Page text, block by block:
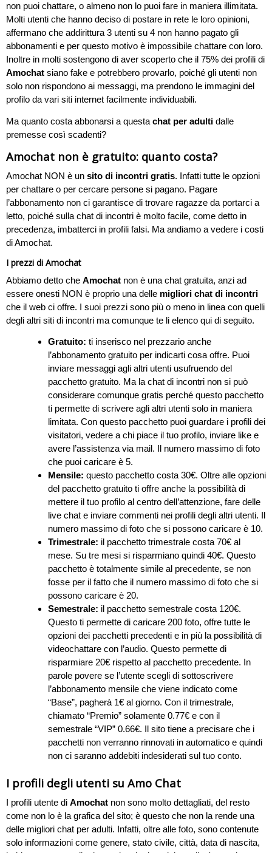
non puoi chattare, o almeno non lo puoi fare in maniera illimitata.
Molti utenti che hanno deciso di postare in rete le loro opinioni,
affermano che addirittura 3 utenti su 4 non hanno pagato gli
abbonamenti e per questo motivo è impossibile chattare con loro.
Inoltre in molti sostengono di aver scoperto che il 75% dei profili di
Amochat siano fake e potrebbero provarlo, poiché gli utenti non
solo non rispondono ai messaggi, ma prendono le immagini del
profilo da vari siti internet facilmente individuabili.
Ma quanto costa abbonarsi a questa chat per adulti dalle
premesse così scadenti?
Amochat non è gratuito: quanto costa?
Amochat NON è un sito di incontri gratis. Infatti tutte le opzioni
per chattare o per cercare persone si pagano. Pagare
l’abbonamento non ci garantisce di trovare ragazze da portarci a
letto, poiché sulla chat di incontri è molto facile, come detto in
precedenza, imbatterci in profili falsi. Ma andiamo a vedere i costi
di Amochat.
I prezzi di Amochat
Abbiamo detto che Amochat non è una chat gratuita, anzi ad
essere onesti NON è proprio una delle migliori chat di incontri
che il web ci offre. I suoi prezzi sono più o meno in linea con quelli
degli altri siti di incontri ma comunque te li elenco qui di seguito.
Gratuito: ti inserisco nel prezzario anche
l’abbonamento gratuito per indicarti cosa offre. Puoi
inviare messaggi agli altri utenti usufruendo del
pacchetto gratuito. Ma la chat di incontri non si può
considerare comunque gratis perché questo pacchetto
ti permette di scrivere agli altri utenti solo in maniera
limitata. Con questo pacchetto puoi guardare i profili dei
visitatori, vedere a chi piace il tuo profilo, inviare like e
avere l’assistenza via mail. Il numero massimo di foto
che puoi caricare è 5.
Mensile: questo pacchetto costa 30€. Oltre alle opzioni
del pacchetto gratuito ti offre anche la possibilità di
mettere il tuo profilo al centro dell’attenzione, fare delle
live chat e inviare commenti nei profili degli altri utenti. Il
numero massimo di foto che si possono caricare è 10.
Trimestrale: il pacchetto trimestrale costa 70€ al
mese. Su tre mesi si risparmiano quindi 40€. Questo
pacchetto è totalmente simile al precedente, se non
fosse per il fatto che il numero massimo di foto che si
possono caricare è 20.
Semestrale: il pacchetto semestrale costa 120€.
Questo ti permette di caricare 200 foto, offre tutte le
opzioni dei pacchetti precedenti e in più la possibilità di
videochattare con l’audio. Questo permette di
risparmiare 20€ rispetto al pacchetto precedente. In
parole povere se l’utente scegli di sottoscrivere
l’abbonamento mensile che viene indicato come
“Base”, pagherà 1€ al giorno. Con il trimestrale,
chiamato “Premio” solamente 0.77€ e con il
semestrale “VIP” 0.66€. Il sito tiene a precisare che i
pacchetti non verranno rinnovati in automatico e quindi
non ci saranno addebiti indesiderati sul tuo conto.
I profili degli utenti su Amo Chat
I profili utente di Amochat non sono molto dettagliati, del resto
come non lo è la grafica del sito; è questo che non la rende una
delle migliori chat per adulti. Infatti, oltre alle foto, sono contenute
solo informazioni come genere, stato civile, città, data di nascita,